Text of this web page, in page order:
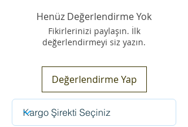
Henüz Değerlendirme Yok
Fikirlerinizi paylaşın. İlk
değerlendirmeyi siz yazın.
Değerlendirme Yap